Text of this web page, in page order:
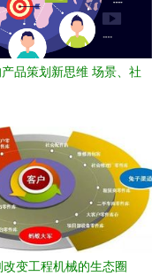
品策划新思维 场景、社
变工程机械的生态圈